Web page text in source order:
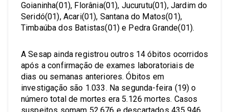
Goianinha(01), Florânia(01), Jucurutu(01), Jardim do
Seridó(01), Acari(01), Santana do Matos(01),
Timbaúba dos Batistas(01) e Pedra Grande(01).
A Sesap ainda registrou outros 14 óbitos ocorridos
após a confirmação de exames laboratoriais de
dias ou semanas anteriores. Óbitos em
investigação são 1.033. Na segunda-feira (19) o
número total de mortes era 5.126 mortes. Casos